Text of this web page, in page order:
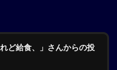
ど給食、」さんからの投